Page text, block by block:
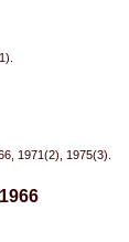
1971(2), 1975(3).